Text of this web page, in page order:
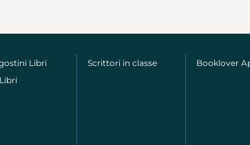
Libri
Scrittori in classe Booklover